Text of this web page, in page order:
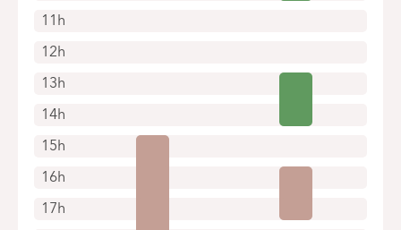
11h
12h
13h
14h
15h
16h
17h